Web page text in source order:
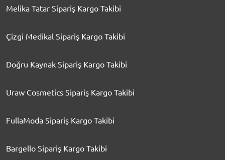
Melika Tatar Sipariş Kargo Takibi
Çizgi Medikal Sipariş Kargo Takibi
Doğru Kaynak Sipariş Kargo Takibi
Uraw Cosmetics Sipariş Kargo Takibi
FullaModa Sipariş Kargo Takibi
Bargello Sipariş Kargo Takibi